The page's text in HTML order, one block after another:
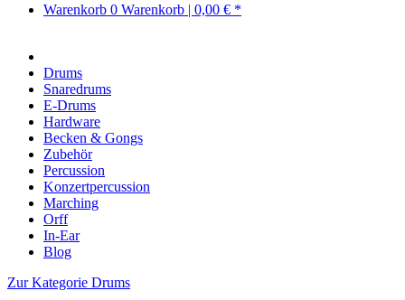
Warenkorb 0 Warenkorb | 0,00 € *
Drums
Snaredrums
E-Drums
Hardware
Becken & Gongs
Zubehör
Percussion
Konzertpercussion
Marching
Orff
In-Ear
Blog
Zur Kategorie Drums